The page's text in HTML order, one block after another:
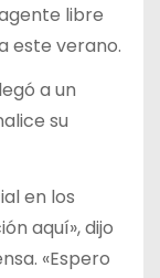
libre
este verano.
a un
su
en los
aquí», dijo
«Espero